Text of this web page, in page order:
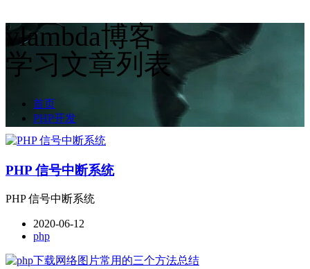
vlambda博客
学习文章列表
首页
PHP开发
PHP 信号中断系统
PHP 信号中断系统
2020-06-12
php